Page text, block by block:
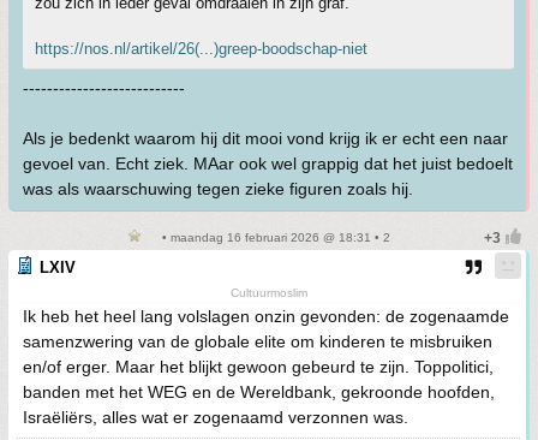
https://nos.nl/artikel/26(...)greep-boodschap-niet
---------------------------
Als je bedenkt waarom hij dit mooi vond krijg ik er echt een naar
gevoel van. Echt ziek. MAar ook wel grappig dat het juist bedoelt
was als waarschuwing tegen zieke figuren zoals hij.
• maandag 16 februari 2026 @ 18:31 • 2
LXIV
Cultuurmoslim
Ik heb het heel lang volslagen onzin gevonden: de zogenaamde
samenzwering van de globale elite om kinderen te misbruiken
en/of erger. Maar het blijkt gewoon gebeurd te zijn. Toppolitici,
banden met het WEG en de Wereldbank, gekroonde hoofden,
Israëliërs, alles wat er zogenaamd verzonnen was.